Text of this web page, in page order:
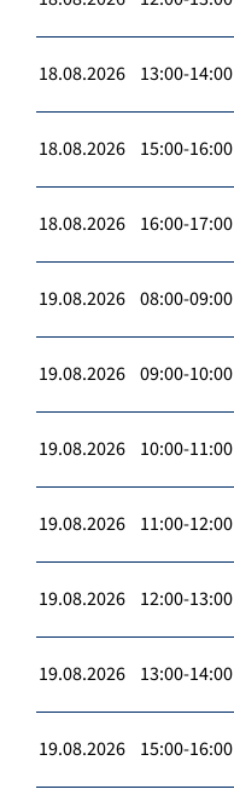
18.08.2026 13:00-14:00
18.08.2026 15:00-16:00
18.08.2026 16:00-17:00
19.08.2026 08:00-09:00
19.08.2026 09:00-10:00
19.08.2026 10:00-11:00
19.08.2026 11:00-12:00
19.08.2026 12:00-13:00
19.08.2026 13:00-14:00
19.08.2026 15:00-16:00